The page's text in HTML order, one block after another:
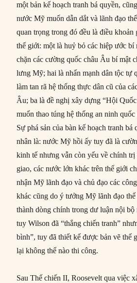
một bản kế hoạch tranh bá quyền,
nước Mỹ muốn dẫn dắt và lãnh đạo
quan trọng trong đó đều là điều khoản
thế giới: một là huỷ bỏ các hiệp ước bí
chặn các cường quốc châu Âu bí mật
lưng Mỹ; hai là nhấn mạnh dân tộc tự
làm tan rã hệ thống thực dân cũ của
Âu; ba là đề nghị xây dựng “Hội
muốn thao túng hệ thống an ninh
Sự phá sản của bàn kế hoạch tranh bá
nhân là: nước Mỹ hồi ấy tuy đã là
kinh tế nhưng vẫn còn yếu về chính trị
giao, các nước lớn khác trên thế giới
nhận Mỹ lãnh đạo và chủ đạo các
khác cũng do ý tưởng Mỹ lãnh đạo
thành dòng chính trong dư luận nội
tuy Wilson đã “thắng chiến tranh”
bình”, tuy đã thiết kế được bản vẽ thế
lại không thể nào thi công.
Sau Thế chiến II, Roosevelt qua việc